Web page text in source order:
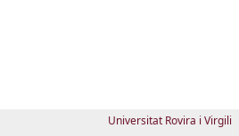
Universitat Rovira i Virgili